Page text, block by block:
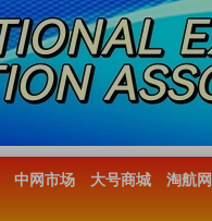
中网市场 大号商城 淘航网